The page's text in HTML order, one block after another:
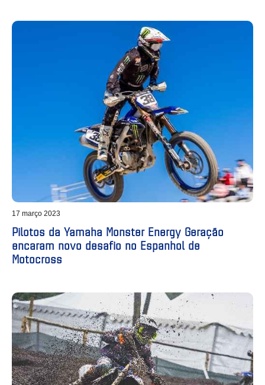
17 março 2023
Pilotos da Yamaha Monster Energy Geração
encaram novo desafio no Espanhol de
Motocross